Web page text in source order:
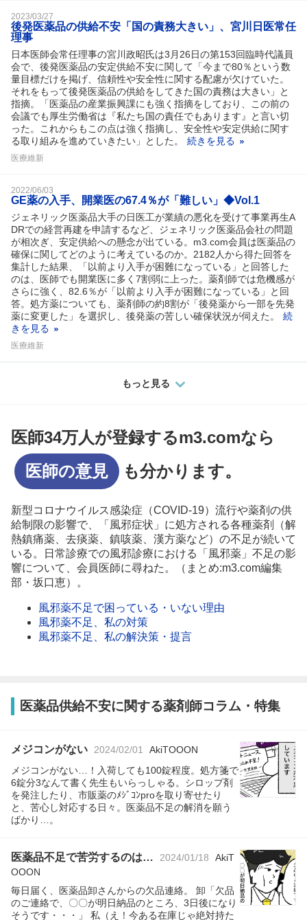
2023/03/27
後発医薬品の供給不安「国の責務大きい」、宮川日医常任
理事
日本医師会常任理事の宮川政昭氏は3月26日の第153回臨時代議員
会で、後発医薬品の安定供給不安に関して「今まで80％という数
量目標だけを掲げ、信頼性や安全性に関する配慮が欠けていた。
それをもって後発医薬品の供給をしてきた国の責務は大きい」と
指摘。「医薬品の産業振興課にも強く指摘をしており、この前の
会議でも厚生労働省は『私たち国の責任でもあります』と言い切
った。これからもこの点は強く指摘し、安全性や安定供給に関す
る取り組みを進めていきたい」とした。
続きを見る
医療維新
2022/06/03
GE薬の入手、開業医の67.4％が「難しい」◆Vol.1
ジェネリック医薬品大手の日医工が業績の悪化を受けて事業再生A
DRでの経営再建を申請するなど、ジェネリック医薬品会社の問題
が相次ぎ、安定供給への懸念が出ている。m3.com会員は医薬品の
確保に関してどのように考えているのか。2182人から得た回答を
集計した結果、「以前より入手が困難になっている」と回答した
のは、医師でも開業医に多く7割弱に上った。薬剤師では危機感が
さらに強く、82.6％が「以前より入手が困難になっている」と回
答。処方薬についても、薬剤師の約8割が「後発薬から一部を先発
薬に変更した」を選択し、後発薬の苦しい確保状況が伺えた。
続
きを見る
医療維新
もっと見る
医師34万人が登録するm3.comなら
医師の意見
も分かります。
新型コロナウイルス感染症（COVID-19）流行や薬剤の供
給制限の影響で、「風邪症状」に処方される各種薬剤（解
熱鎮痛薬、去痰薬、鎮咳薬、漢方薬など）の不足が続いて
いる。日常診療での風邪診療における「風邪薬」不足の影
響について、会員医師に尋ねた。（まとめ:m3.com編集
部・坂口恵）。
風邪薬不足で困っている・いない理由
風邪薬不足、私の対策
風邪薬不足、私の解決策・提言
医薬品供給不安に関する薬剤師コラム・特集
メジコンがない 2024/02/01 AkiTOOON
メジコンがない…！入荷しても100錠程度。処方箋で
6錠分3なんて書く先生もいらっしゃる。シロップ剤
を発注したり、市販薬のﾒｼﾞｺﾝproを取り寄せたり
と、苦心し対応する日々。医薬品不足の解消を願う
ばかり…。
医薬品不足で苦労するのは… 2024/01/18
AkiT
OOON
毎日届く、医薬品卸さんからの欠品連絡。 卸「欠品
のご連絡で、〇〇が明日納品のところ、3日後になり
そうです・・・」 私（え！今ある在庫じゃ絶対持た